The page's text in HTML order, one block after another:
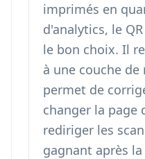
imprimés en
d'analytics, le
le bon choix. Il
à une couche
permet de
changer la page
rediriger les
gagnant après